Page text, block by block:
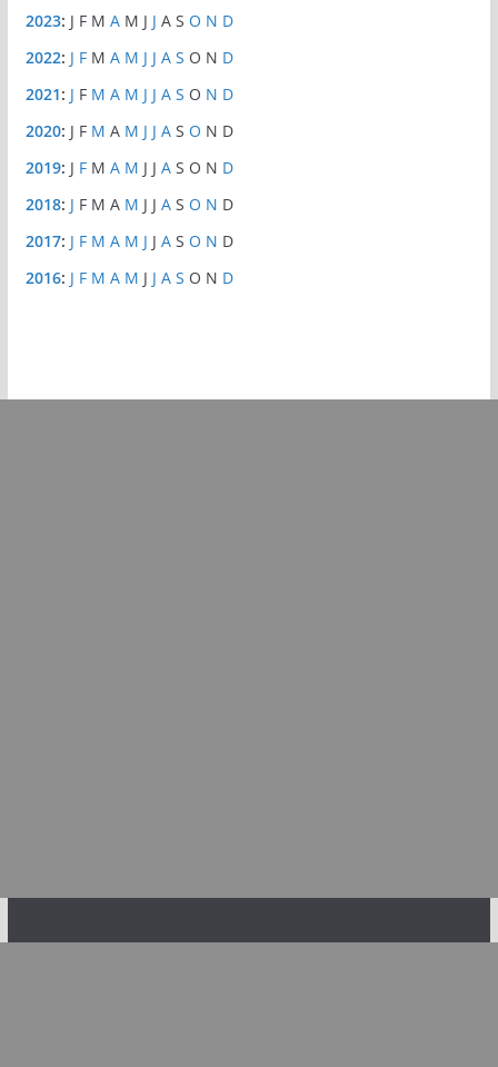
2023: J F M A M J J A S O N D
2022: J F M A M J J A S O N D
2021: J F M A M J J A S O N D
2020: J F M A M J J A S O N D
2019: J F M A M J J A S O N D
2018: J F M A M J J A S O N D
2017: J F M A M J J A S O N D
2016: J F M A M J J A S O N D